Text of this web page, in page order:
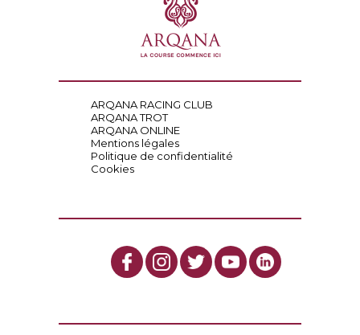
ARQANA RACING CLUB
ARQANA TROT
ARQANA ONLINE
Mentions légales
Politique de confidentialité
Cookies